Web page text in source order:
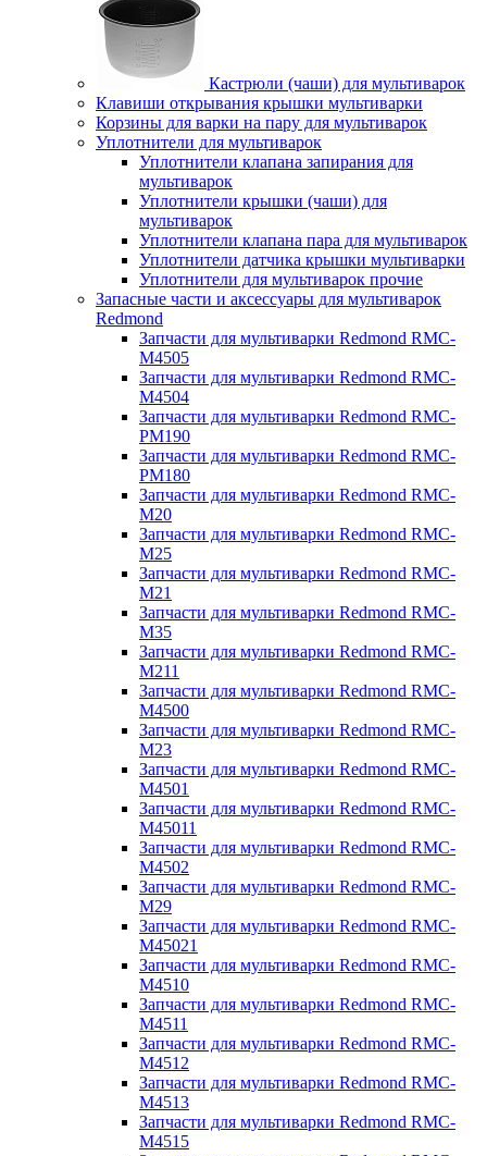
Кастрюли (чаши) для мультиварок
Клавиши открывания крышки мультиварки
Корзины для варки на пару для мультиварок
Уплотнители для мультиварок
Уплотнители клапана запирания для
мультиварок
Уплотнители крышки (чаши) для
мультиварок
Уплотнители клапана пара для мультиварок
Уплотнители датчика крышки мультиварки
Уплотнители для мультиварок прочие
Запасные части и аксессуары для мультиварок
Redmond
Запчасти для мультиварки Redmond RMC-
M4505
Запчасти для мультиварки Redmond RMC-
M4504
Запчасти для мультиварки Redmond RMC-
PM190
Запчасти для мультиварки Redmond RMC-
PM180
Запчасти для мультиварки Redmond RMC-
M20
Запчасти для мультиварки Redmond RMC-
M25
Запчасти для мультиварки Redmond RMC-
M21
Запчасти для мультиварки Redmond RMC-
M35
Запчасти для мультиварки Redmond RMC-
M211
Запчасти для мультиварки Redmond RMC-
M4500
Запчасти для мультиварки Redmond RMC-
M23
Запчасти для мультиварки Redmond RMC-
M4501
Запчасти для мультиварки Redmond RMC-
M45011
Запчасти для мультиварки Redmond RMC-
M4502
Запчасти для мультиварки Redmond RMC-
M29
Запчасти для мультиварки Redmond RMC-
M45021
Запчасти для мультиварки Redmond RMC-
M4510
Запчасти для мультиварки Redmond RMC-
M4511
Запчасти для мультиварки Redmond RMC-
M4512
Запчасти для мультиварки Redmond RMC-
M4513
Запчасти для мультиварки Redmond RMC-
M4515